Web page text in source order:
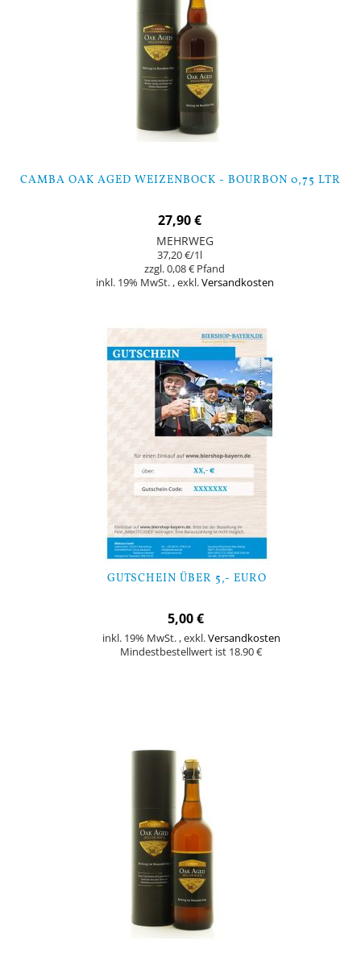
CAMBA OAK AGED WEIZENBOCK - BOURBON 0,75 LTR
27,90 €
MEHRWEG
37,20 €/1l
0,08 €
inkl. 19% MwSt. ,exkl.Versandkosten
GUTSCHEIN ÜBER 5,- EURO
5,00 €
inkl. 19% MwSt. ,exkl.Versandkosten
Mindestbestellwert ist 18.90 €